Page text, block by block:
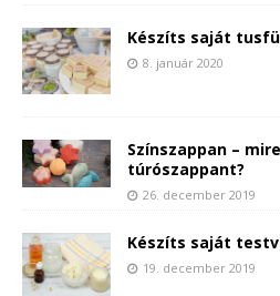
Készíts saját
8. január 2020
Színszappan –
túrószappant?
26. december 2019
Készíts saját
19. december 2019